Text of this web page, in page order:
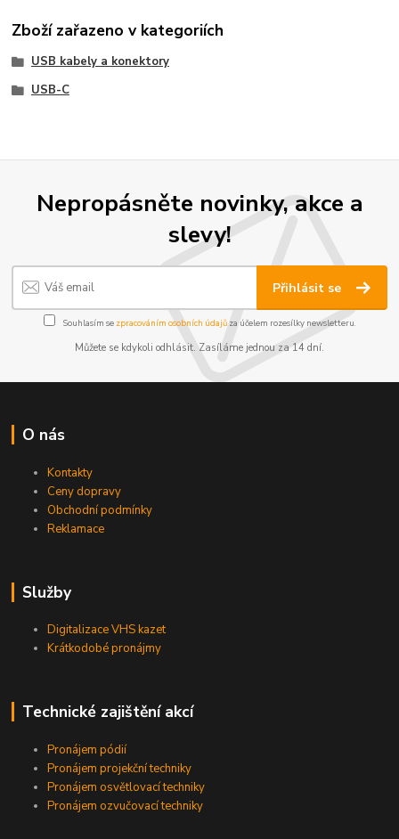
Zboží zařazeno v kategoriích
USB kabely a konektory
USB-C
Nepropásněte novinky, akce a
slevy!
Přihlásit se
Souhlasím se zpracováním osobních údajůza účelem rozesílky newsletteru.
Můžete se kdykoli odhlásit. Zasíláme jednou za 14 dní.
O nás
Kontakty
Ceny dopravy
Obchodní podmínky
Reklamace
Služby
Digitalizace VHS kazet
Krátkodobé pronájmy
Technické zajištění akcí
Pronájem pódií
Pronájem projekční techniky
Pronájem osvětlovací techniky
Pronájem ozvučovací techniky